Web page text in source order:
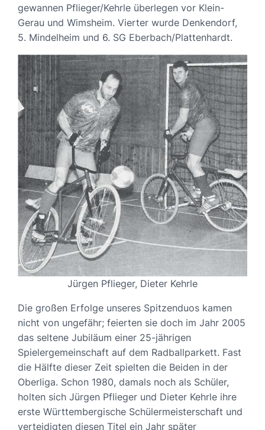
gewannen Pflieger/Kehrle überlegen vor Klein-
Gerau und Wimsheim. Vierter wurde Denkendorf,
5. Mindelheim und 6. SG Eberbach/Plattenhardt.
Jürgen Pflieger, Dieter Kehrle
Die großen Erfolge unseres Spitzenduos kamen
nicht von ungefähr; feierten sie doch im Jahr 2005
das seltene Jubiläum einer 25-jährigen
Spielergemeinschaft auf dem Radballparkett. Fast
die Hälfte dieser Zeit spielten die Beiden in der
Oberliga. Schon 1980, damals noch als Schüler,
holten sich Jürgen Pflieger und Dieter Kehrle ihre
erste Württembergische Schülermeisterschaft und
verteidigten diesen Titel ein Jahr später